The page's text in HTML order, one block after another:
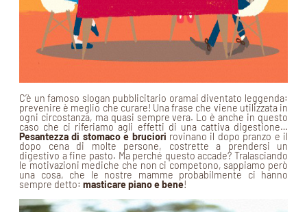
C’è un famoso slogan pubblicitario oramai diventato leggenda:
prevenire è meglio che curare! Una frase che viene utilizzata in
ogni circostanza, ma quasi sempre vera. Lo è anche in questo
caso che ci riferiamo agli effetti di una cattiva digestione…
Pesantezza di stomaco e bruciori rovinano il dopo pranzo e il
dopo cena di molte persone, costrette a prendersi un
digestivo a fine pasto. Ma perché questo accade? Tralasciando
le motivazioni mediche che non ci competono, sappiamo però
una cosa, che le nostre mamme probabilmente ci hanno
sempre detto: masticare piano e bene!